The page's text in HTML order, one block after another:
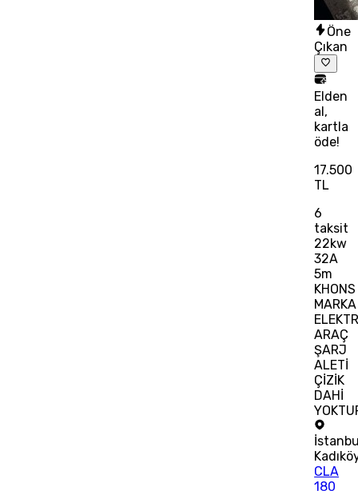
Öne
Çıkan
Elden
al,
kartla
öde!
17.500
TL
6
taksit
22kw
32A
5m
KHONS
MARKA
ARAÇ
ŞARJ
ALETİ
ÇİZİK
DAHİ
CLA
180